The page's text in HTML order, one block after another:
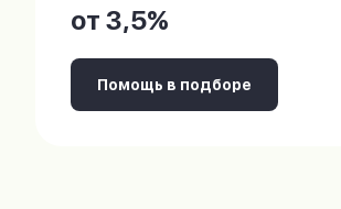
от 3,5%
Помощь в подборе